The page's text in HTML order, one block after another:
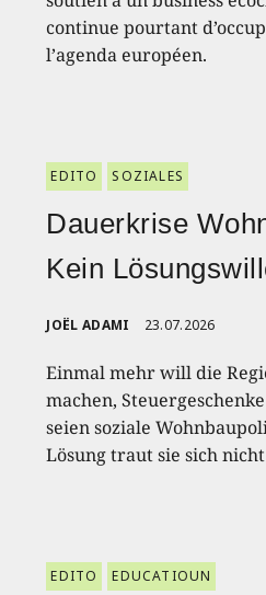
continue pourtant
l’agenda européen.
EDITO SOZIALES
Dauerkrise
Kein
JOËL ADAMI 23.07.2026
Einmal mehr will die
machen,
seien soziale
Lösung traut sie sich
EDITO EDUCATIOUN